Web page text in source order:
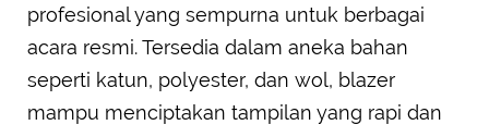
profesional yang sempurna untuk berbagai
acara resmi. Tersedia dalam aneka bahan
seperti katun, polyester, dan wol, blazer
mampu menciptakan tampilan yang rapi dan